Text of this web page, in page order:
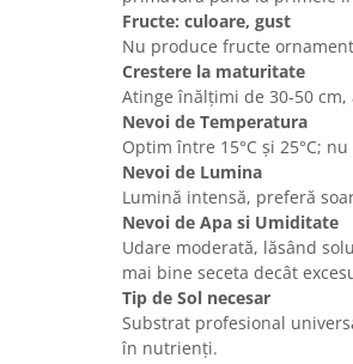
Fructe: culoare, gust
Nu produce fructe
Crestere la maturitate
Atinge înălțimi de 30-50
Nevoi de Temperatura
Optim între 15°C și 25°C;
Nevoi de Lumina
Lumină intensă, preferă
Nevoi de Apa si Umiditate
Udare moderată, lăsând
mai bine seceta decât
Tip de Sol necesar
Substrat profesional
în nutrienți.